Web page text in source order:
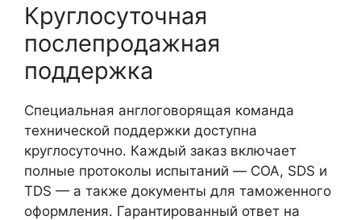
Круглосуточная
послепродажная
поддержка
Специальная англоговорящая команда
технической поддержки доступна
круглосуточно. Каждый заказ включает
полные протоколы испытаний — COA, SDS и
TDS — а также документы для таможенного
оформления. Гарантированный ответ на